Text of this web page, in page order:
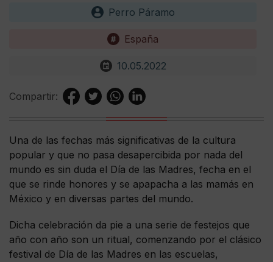
Perro Páramo
España
10.05.2022
Compartir:
Una de las fechas más significativas de la cultura
popular y que no pasa desapercibida por nada del
mundo es sin duda el Día de las Madres, fecha en el
que se rinde honores y se apapacha a las mamás en
México y en diversas partes del mundo.
Dicha celebración da pie a una serie de festejos que
año con año son un ritual, comenzando por el clásico
festival de Día de las Madres en las escuelas,